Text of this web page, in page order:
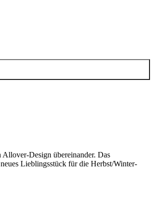
Allover-Design übereinander. Das
Lieblingsstück für die Herbst/Winter-